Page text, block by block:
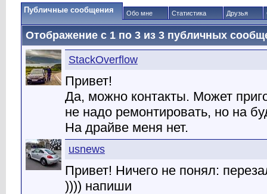
Публичные сообщения Обо мне Статистика Друзья
Отображение с 1 по 3 из 3 публичных
StackOverflow
Привет!
Да, можно контакты. Может
не надо ремонтировать, но на
На драйве меня нет.
usnews
Привет! Ничего не понял:
)))) напиши